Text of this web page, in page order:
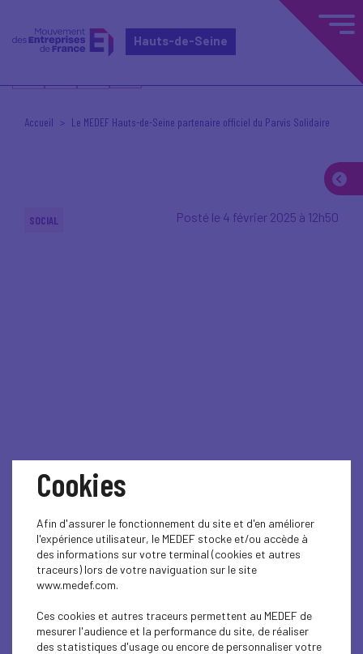
Hauts-de-Seine
Accueil Le MEDEF Hauts-de-Seine partenaire officiel du Parvis Solidaire
SOCIAL Posté le 4 février 2025 à 12h50
Le MEDEF Hauts-de-
Seine partenaire
officiel du Parvis
Solidaire
Cookies
Afin d'assurer le fonctionnement du site et d'en améliorer
l'expérience utilisateur, le MEDEF stocke et/ou accède à
des informations sur votre terminal (cookies et autres
traceurs) lors de votre naviguation sur le site
www.medef.com.
Ces cookies et autres traceurs permettent au MEDEF de
mesurer l'audience et la performance du site, de réaliser
des statistiques d'usage ou encore de personnaliser votre